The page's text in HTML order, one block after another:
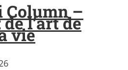
Column –
l’art de
vie